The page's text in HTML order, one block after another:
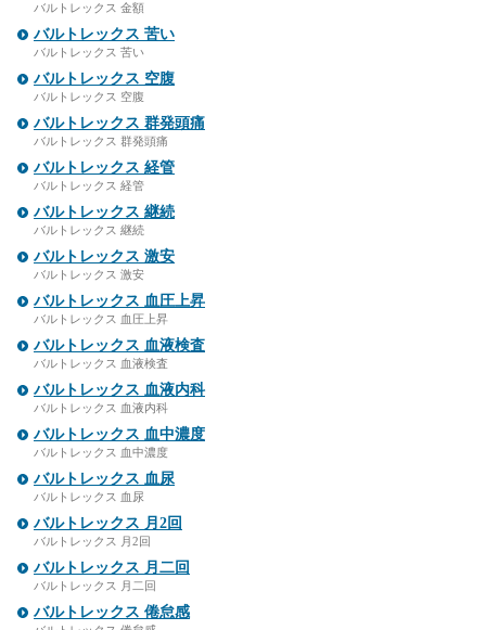
バルトレックス 金額
バルトレックス 苦い
バルトレックス 苦い
バルトレックス 空腹
バルトレックス 空腹
バルトレックス 群発頭痛
バルトレックス 群発頭痛
バルトレックス 経管
バルトレックス 経管
バルトレックス 継続
バルトレックス 継続
バルトレックス 激安
バルトレックス 激安
バルトレックス 血圧上昇
バルトレックス 血圧上昇
バルトレックス 血液検査
バルトレックス 血液検査
バルトレックス 血液内科
バルトレックス 血液内科
バルトレックス 血中濃度
バルトレックス 血中濃度
バルトレックス 血尿
バルトレックス 血尿
バルトレックス 月2回
バルトレックス 月2回
バルトレックス 月二回
バルトレックス 月二回
バルトレックス 倦怠感